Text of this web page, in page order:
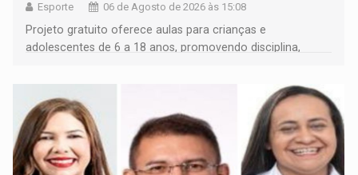
Esporte 06 de Agosto de 2026 às 15:08
Projeto gratuito oferece aulas para crianças e
adolescentes de 6 a 18 anos, promovendo disciplina,